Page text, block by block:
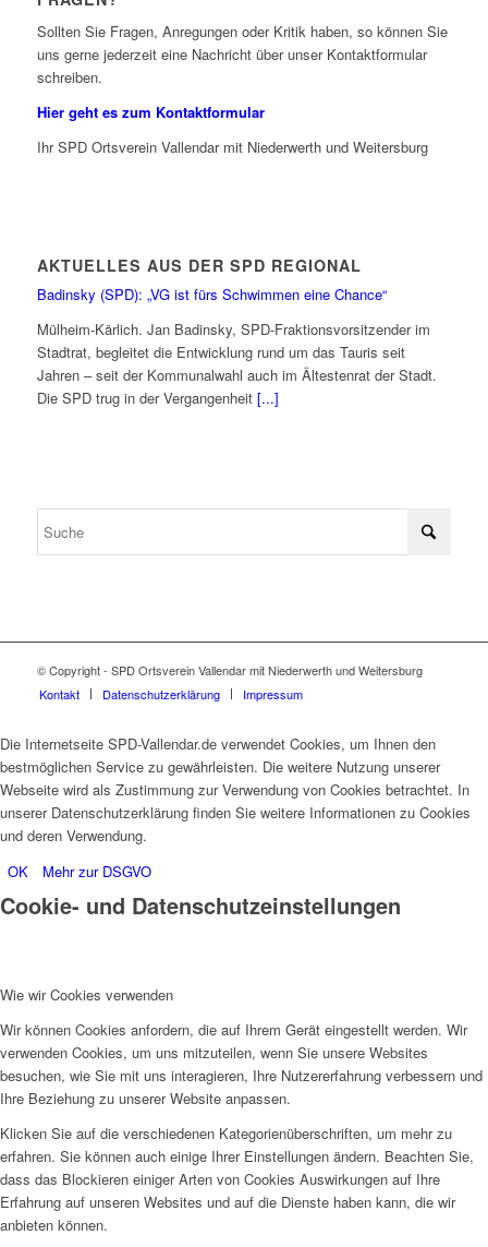
Sollten Sie Fragen, Anregungen oder Kritik haben, so können Sie
uns gerne jederzeit eine Nachricht über unser Kontaktformular
schreiben.
Hier geht es zum Kontaktformular
Ihr SPD Ortsverein Vallendar mit Niederwerth und Weitersburg
AKTUELLES AUS DER SPD REGIONAL
Badinsky (SPD): „VG ist fürs Schwimmen eine Chance“
Mülheim-Kärlich. Jan Badinsky, SPD-Fraktionsvorsitzender im
Stadtrat, begleitet die Entwicklung rund um das Tauris seit
Jahren – seit der Kommunalwahl auch im Ältestenrat der Stadt.
Die SPD trug in der Vergangenheit [...]
© Copyright - SPD Ortsverein Vallendar mit Niederwerth und Weitersburg
Kontakt
Datenschutzerklärung Impressum
Die Internetseite SPD-Vallendar.de verwendet Cookies, um Ihnen den
bestmöglichen Service zu gewährleisten. Die weitere Nutzung unserer
Webseite wird als Zustimmung zur Verwendung von Cookies betrachtet. In
unserer Datenschutzerklärung finden Sie weitere Informationen zu Cookies
und deren Verwendung.
OK
Mehr zur DSGVO
Cookie- und Datenschutzeinstellungen
Wie wir Cookies verwenden
Wir können Cookies anfordern, die auf Ihrem Gerät eingestellt werden. Wir
verwenden Cookies, um uns mitzuteilen, wenn Sie unsere Websites
besuchen, wie Sie mit uns interagieren, Ihre Nutzererfahrung verbessern und
Ihre Beziehung zu unserer Website anpassen.
Klicken Sie auf die verschiedenen Kategorienüberschriften, um mehr zu
erfahren. Sie können auch einige Ihrer Einstellungen ändern. Beachten Sie,
dass das Blockieren einiger Arten von Cookies Auswirkungen auf Ihre
Erfahrung auf unseren Websites und auf die Dienste haben kann, die wir
anbieten können.